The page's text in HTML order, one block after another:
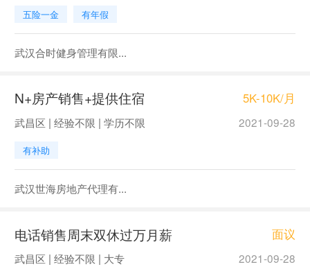
五险一金 有年假
武汉合时健身管理有限...
N+房产销售+提供住宿 5K-10K/月
武昌区 | 经验不限 | 学历不限 2021-09-28
有补助
武汉世海房地产代理有...
电话销售周末双休过万月薪 面议
武昌区 | 经验不限 | 大专 2021-09-28